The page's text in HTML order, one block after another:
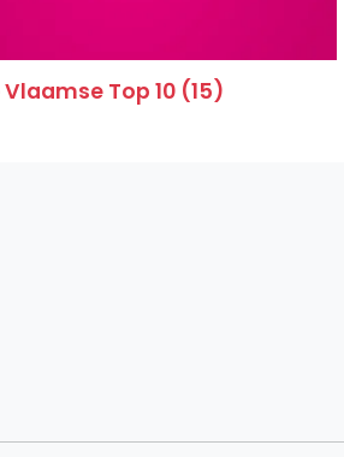
Top 10 (15)